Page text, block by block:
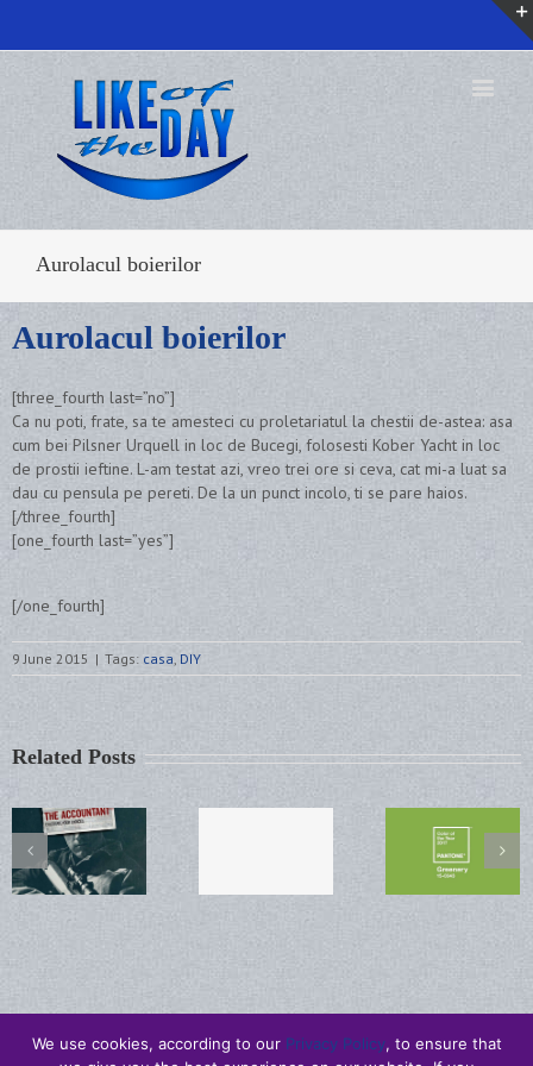
Aurolacul boierilor
Aurolacul boierilor
[three_fourth last=”no”]
Ca nu poti, frate, sa te amesteci cu proletariatul la chestii de-astea: asa
cum bei Pilsner Urquell in loc de Bucegi, folosesti Kober Yacht in loc
de prostii ieftine. L-am testat azi, vreo trei ore si ceva, cat mi-a luat sa
dau cu pensula pe pereti. De la un punct incolo, ti se pare haios.
[/three_fourth]
[one_fourth last=”yes”]
[/one_fourth]
9 June 2015 | Tags: casa, DIY
Related Posts
We use cookies, according to our Privacy Policy, to ensure that